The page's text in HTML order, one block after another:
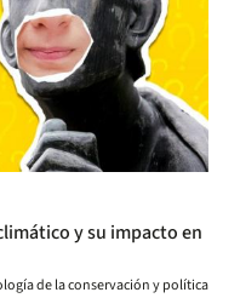
y su impacto en
de la conservación y política